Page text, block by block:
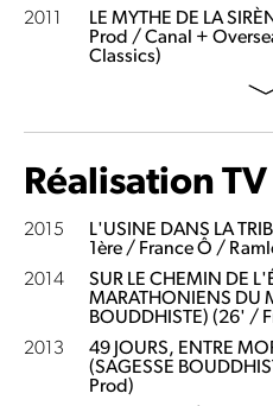
2011
LE MYTHE DE LA
Prod / Canal +
Classics)
Réalisation TV
2015
L'USINE DANS LA
1ère / France Ô /
2014
SUR LE CHEMIN DE
MARATHONIENS DU
BOUDDHISTE) (26' /
2013
49 JOURS, ENTRE
(SAGESSE
Prod)